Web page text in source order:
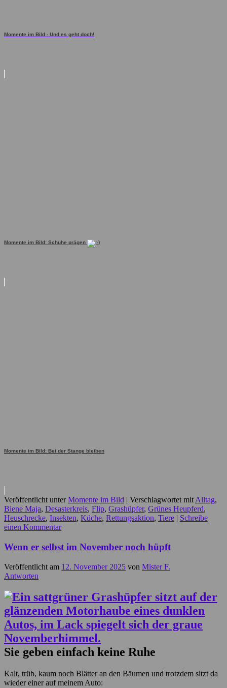
Momente im Bild - Und es geht doch!
Momente im Bild: Schuhe prägen
Momente im Bild: Bei der Stange bleiben
Veröffentlicht unter Momente im Bild | Verschlagwortet mit Alltag,
Biene Maja, Desasterkreis, Flip, Grashüpfer, Grünes Heupferd,
Heuschrecke, Insekten, Küche, Rettungsaktion, Tiere | Schreibe
einen Kommentar
Wenn er selbst im November noch hüpft
Veröffentlicht am 12. November 2025 von Mister F.
Antworten
Sie geben einfach keine Ruhe
Kalt, trüb, kaum noch Blätter an den Bäumen und trotzdem sitzt da
wieder einer auf meinem Auto: